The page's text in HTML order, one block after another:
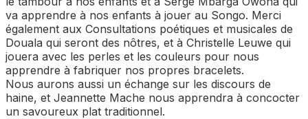
va apprendre à nos enfants à jouer au Songo. Merci
également aux Consultations poétiques et musicales de
Douala qui seront des nôtres, et à Christelle Leuwe qui
jouera avec les perles et les couleurs pour nous
apprendre à fabriquer nos propres bracelets.
Nous aurons aussi un échange sur les discours de
haine, et Jeannette Mache nous apprendra à concocter
un savoureux plat traditionnel.